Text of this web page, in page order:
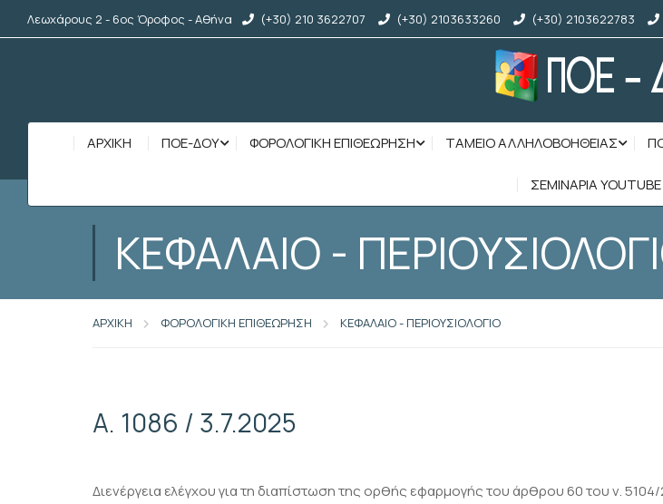
Λεωχάρους 2 - 6ος Όροφος - Αθήνα (+30) 210 3622707 (+30) 2103633260 (+30) 2103622783
ΑΡΧΙΚΉ ΠΟΕ-ΔΟΥ ΦΟΡΟΛΟΓΙΚΗ ΕΠΙΘΕΩΡΗΣΗ ΤΑΜΕΙΟ ΑΛΛΗΛΟΒΟΗΘΕΙΑΣ
ΣΕΜΙΝΑΡΙΑ YOUTUBE
ΚΕΦΑΛΑΙΟ -
ΑΡΧΙΚΗ ΦΟΡΟΛΟΓΙΚΗ ΕΠΙΘΕΩΡΗΣΗ ΚΕΦΑΛΑΙΟ - ΠΕΡΙΟΥΣΙΟΛΟΓΙΟ
Α. 1086 / 3.7.2025
Διενέργεια ελέγχου για τη διαπίστωση της ορθής εφαρμογής του άρθρου 60 του ν.